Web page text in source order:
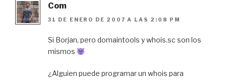
Com
31 DE ENERO DE 2007 A LAS 2:08 PM
Si Borjan, pero domaintools y whois.sc son los
mismos
¿Alguien puede programar un whois para